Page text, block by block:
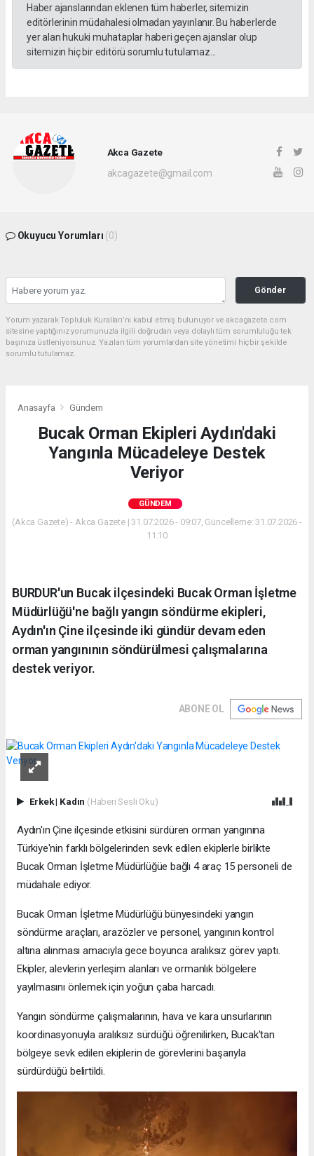
Haber ajanslarından eklenen tüm haberler, sitemizin
editörlerinin müdahalesi olmadan yayınlanır. Bu haberlerde
yer alan hukuki muhataplar haberi geçen ajanslar olup
sitemizin hiç bir editörü sorumlu tutulamaz...
Akca Gazete
akcagazete@gmail.com
Okuyucu Yorumları (0)
Gönder
Yorum yazarak Topluluk Kuralları’nı kabul etmiş bulunuyor ve akcagazete.com
sitesine yaptığınız yorumunuzla ilgili doğrudan veya dolaylı tüm sorumluluğu tek
başınıza üstleniyorsunuz. Yazılan tüm yorumlardan site yönetimi hiçbir şekilde
sorumlu tutulamaz.
Anasayfa Gündem
Bucak Orman Ekipleri Aydın'daki
Yangınla Mücadeleye Destek
Veriyor
GÜNDEM
(Akca Gazete) - Akca Gazete | 31.07.2026 - 09:07, Güncelleme: 31.07.2026 -
11:10
BURDUR'un Bucak ilçesindeki Bucak Orman İşletme
Müdürlüğü'ne bağlı yangın söndürme ekipleri,
Aydın'ın Çine ilçesinde iki gündür devam eden
orman yangınının söndürülmesi çalışmalarına
destek veriyor.
ABONE OL
Erkek| Kadın (Haberi Sesli Oku)
Aydın'ın Çine ilçesinde etkisini sürdüren orman yangınına
Türkiye'nin farklı bölgelerinden sevk edilen ekiplerle birlikte
Bucak Orman İşletme Müdürlüğüe bağlı 4 araç 15 personeli de
müdahale ediyor.
Bucak Orman İşletme Müdürlüğü bünyesindeki yangın
söndürme araçları, arazözler ve personel, yangının kontrol
altına alınması amacıyla gece boyunca aralıksız görev yaptı.
Ekipler, alevlerin yerleşim alanları ve ormanlık bölgelere
yayılmasını önlemek için yoğun çaba harcadı.
Yangın söndürme çalışmalarının, hava ve kara unsurlarının
koordinasyonuyla aralıksız sürdüğü öğrenilirken, Bucak'tan
bölgeye sevk edilen ekiplerin de görevlerini başarıyla
sürdürdüğü belirtildi.